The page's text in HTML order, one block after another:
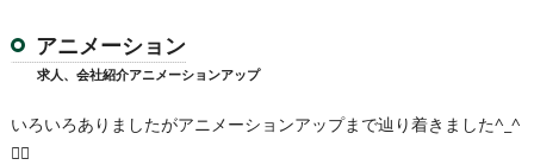
アニメーション
求人、会社紹介アニメーションアップ
いろいろありましたがアニメーションアップまで辿り着きました^_^
👍🏻